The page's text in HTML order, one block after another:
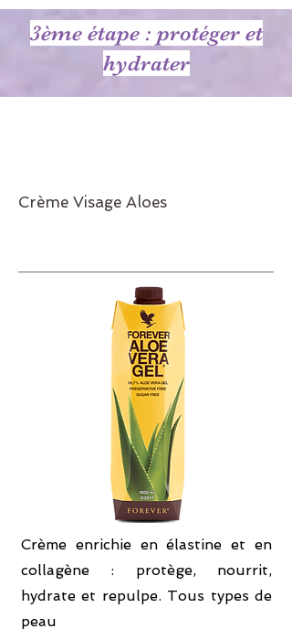
3ème étape : protéger et
hydrater
Crème Visage Aloes
Crème enrichie en élastine et en
collagène : protège, nourrit,
hydrate et repulpe. Tous types de
peau